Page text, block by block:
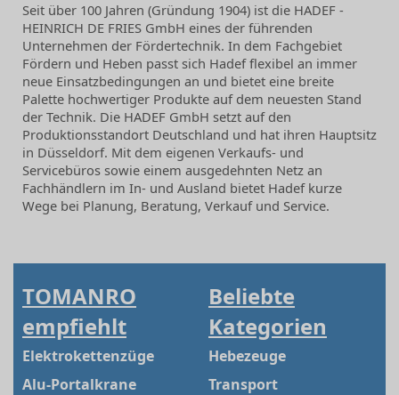
Seit über 100 Jahren (Gründung 1904) ist die HADEF -
HEINRICH DE FRIES GmbH eines der führenden
Unternehmen der Fördertechnik. In dem Fachgebiet
Fördern und Heben passt sich Hadef flexibel an immer
neue Einsatzbedingungen an und bietet eine breite
Palette hochwertiger Produkte auf dem neuesten Stand
der Technik. Die HADEF GmbH setzt auf den
Produktionsstandort Deutschland und hat ihren Hauptsitz
in Düsseldorf. Mit dem eigenen Verkaufs- und
Servicebüros sowie einem ausgedehnten Netz an
Fachhändlern im In- und Ausland bietet Hadef kurze
Wege bei Planung, Beratung, Verkauf und Service.
TOMANRO
empfiehlt
Elektrokettenzüge
Alu-Portalkrane
Beliebte
Kategorien
Hebezeuge
Transport